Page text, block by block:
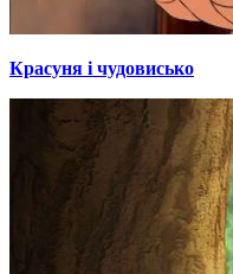
Красуня і чудовисько